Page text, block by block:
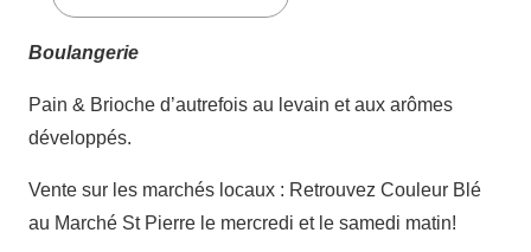
Boulangerie
Pain & Brioche d’autrefois au levain et aux arômes
développés.
Vente sur les marchés locaux : Retrouvez Couleur Blé
au Marché St Pierre le mercredi et le samedi matin!